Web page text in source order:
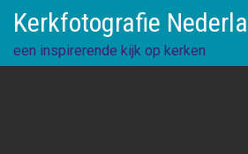
content
Kerkfotografie
een inspirerende kijk op kerken